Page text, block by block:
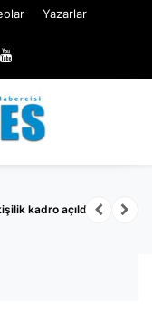
Yazarlar
kadro açıldı